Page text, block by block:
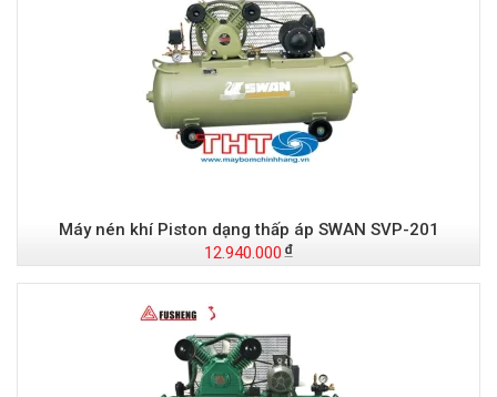
Máy nén khí Piston dạng thấp áp SWAN SVP-201
12.940.000